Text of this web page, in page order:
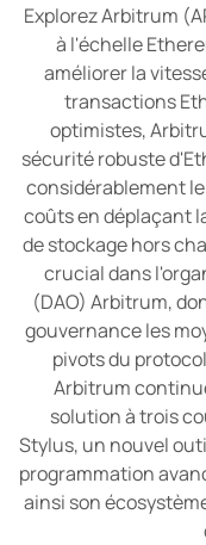
Explorez Arbitrum
à l'échelle
améliorer la
transactions
optimistes,
sécurité robuste
considérablement
coûts en déplaçant
de stockage hors
crucial dans
(DAO) Arbitrum,
gouvernance les
pivots du
Arbitrum
solution à trois
Stylus, un nouvel
programmation
ainsi son